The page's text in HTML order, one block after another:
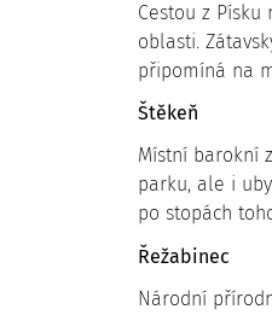
Cestou z
oblasti.
připomíná na
Štěkeň
Místní barokní
parku, ale i
po stopách
Řežabinec
Národní